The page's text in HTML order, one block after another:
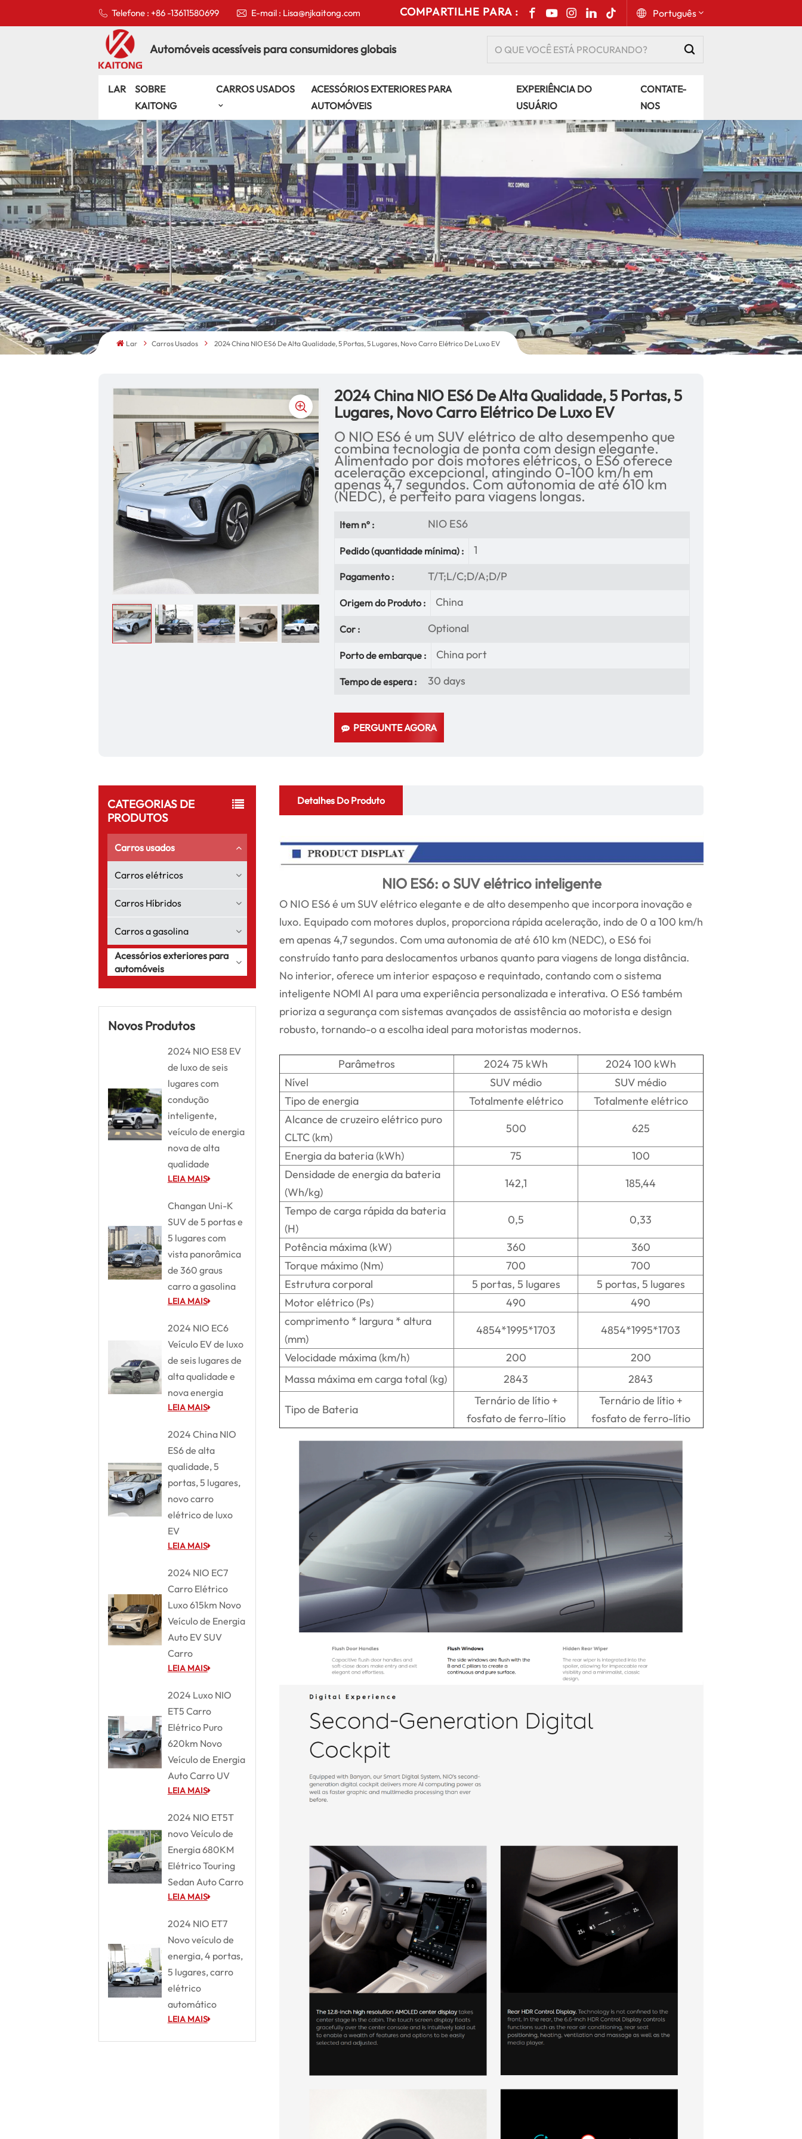
Telefone : +86 -13611580699 E-mail : Lisa@njkaitong.com COMPARTILHE PARA : Português
Русский
Español
Português
عربي
kiswahili
Automóveis acessíveis para consumidores globais
LAR
SOBRE
KAITONG
CARROS USADOS
ACESSÓRIOS EXTERIORES PARA
AUTOMÓVEIS
EXPERIÊNCIA DO
USUÁRIO
CONTATE-
NOS
Lar Carros Usados 2024 China NIO ES6 De Alta Qualidade, 5 Portas, 5 Lugares, Novo Carro Elétrico De Luxo EV
2024 China NIO ES6 De Alta Qualidade, 5 Portas, 5
Lugares, Novo Carro Elétrico De Luxo EV
O NIO ES6 é um SUV elétrico de alto desempenho que
combina tecnologia de ponta com design elegante.
Alimentado por dois motores elétricos, o ES6 oferece
aceleração excepcional, atingindo 0-100 km/h em
apenas 4,7 segundos. Com autonomia de até 610 km
(NEDC), é perfeito para viagens longas.
Item nº : NIO ES6
Pedido (quantidade mínima) : 1
Pagamento : T/T;L/C;D/A;D/P
Origem do Produto : China
Cor : Optional
Porto de embarque : China port
Tempo de espera : 30 days
PERGUNTE AGORA
CATEGORIAS DE
PRODUTOS
Carros usados
Carros elétricos
Carros Híbridos
Carros a gasolina
Acessórios exteriores para
automóveis
Novos Produtos
2024 NIO ES8 EV
de luxo de seis
lugares com
condução
inteligente,
veículo de energia
nova de alta
qualidade
LEIA MAIS
Changan Uni-K
SUV de 5 portas e
5 lugares com
vista panorâmica
de 360 graus
carro a gasolina
LEIA MAIS
2024 NIO EC6
Veículo EV de luxo
de seis lugares de
alta qualidade e
nova energia
LEIA MAIS
2024 China NIO
ES6 de alta
qualidade, 5
portas, 5 lugares,
novo carro
elétrico de luxo
EV
LEIA MAIS
2024 NIO EC7
Carro Elétrico
Luxo 615km Novo
Veículo de Energia
Auto EV SUV
Carro
LEIA MAIS
2024 Luxo NIO
ET5 Carro
Elétrico Puro
620km Novo
Veículo de Energia
Auto Carro UV
LEIA MAIS
2024 NIO ET5T
novo Veículo de
Energia 680KM
Elétrico Touring
Sedan Auto Carro
LEIA MAIS
2024 NIO ET7
Novo veículo de
energia, 4 portas,
5 lugares, carro
elétrico
automático
LEIA MAIS
Detalhes Do Produto
NIO ES6: o SUV elétrico inteligente
O NIO ES6 é um SUV elétrico elegante e de alto desempenho que incorpora inovação e
luxo. Equipado com motores duplos, proporciona rápida aceleração, indo de 0 a 100 km/h
em apenas 4,7 segundos. Com uma autonomia de até 610 km (NEDC), o ES6 foi
construído tanto para deslocamentos urbanos quanto para viagens de longa distância.
No interior, oferece um interior espaçoso e requintado, contando com o sistema
inteligente NOMI AI para uma experiência personalizada e interativa. O ES6 também
prioriza a segurança com sistemas avançados de assistência ao motorista e design
robusto, tornando-o a escolha ideal para motoristas modernos.
Parâmetros 2024 75 kWh
2024 100 kWh
Nível
SUV médio
SUV médio
Tipo de energia
Totalmente elétrico
Totalmente elétrico
Alcance de cruzeiro elétrico puro
CLTC (km)
500
625
Energia da bateria (kWh)
75
100
Densidade de energia da bateria
(Wh/kg)
142,1
185,44
Tempo de carga rápida da bateria
(H)
0,5
0,33
Potência máxima (kW)
360
360
Torque máximo (Nm)
700
700
Estrutura corporal
5 portas, 5 lugares
5 portas, 5 lugares
Motor elétrico (Ps)
490
490
comprimento * largura * altura
(mm)
4854*1995*1703
4854*1995*1703
Velocidade máxima (km/h)
200
200
Massa máxima em carga total (kg)
2843 2843
Tipo de Bateria
Ternário de lítio +
fosfato de ferro-lítio
Ternário de lítio +
fosfato de ferro-lítio